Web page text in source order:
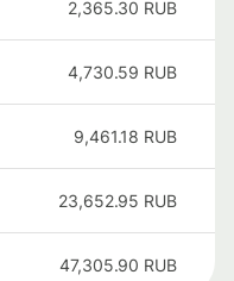
2,365.30 RUB
4,730.59 RUB
9,461.18 RUB
23,652.95 RUB
47,305.90 RUB